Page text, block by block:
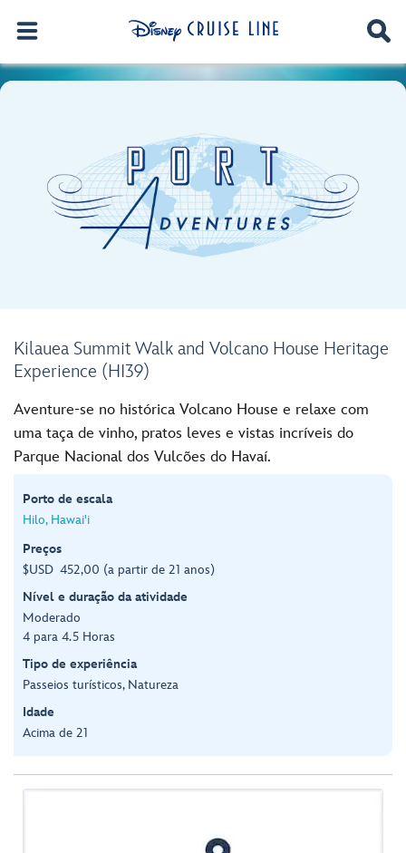
Kilauea Summit Walk and Volcano House Heritage
Experience (HI39)
Aventure-se no histórica Volcano House e relaxe com
uma taça de vinho, pratos leves e vistas incríveis do
Parque Nacional dos Vulcões do Havaí.
Porto de escala
Hilo, Hawai'i
Preços
$USD 452,00 (a partir de 21 anos)
Nível e duração da atividade
Moderado
4 para 4.5 Horas
Tipo de experiência
Passeios turísticos, Natureza
Idade
Acima de 21